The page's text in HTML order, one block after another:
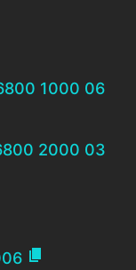
1000 06
2000 03
